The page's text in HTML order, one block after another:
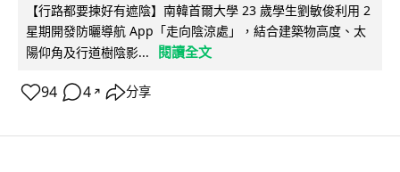
【行路都要揀好有遮陰】南韓首爾大學 23 歲學生劉敏俊利用 2
星期開發防曬導航 App「走向陰涼處」，結合建築物高度、太
陽仰角及行道樹陰影...
閱讀全文
94 4 ↗ 分享